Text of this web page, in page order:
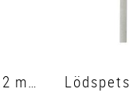
Lödspets 0,2 mm